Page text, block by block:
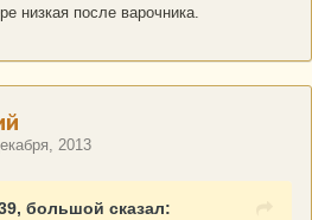
низкая после варочника.
2013
большой сказал: